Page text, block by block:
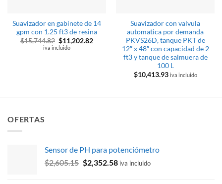
Suavizador en gabinete de 14
gpm con 1.25 ft3 de resina
$15,744.82 El
precio
$11,202.82El
iva incluido
Suavizador con valvula
automatica por demanda
PKVS26D, tanque PKT de
12″ x 48″ con capacidad de 2
ft3 y tanque de salmuera de
100 L
$10,413.93 iva incluido
OFERTAS
Sensor de PH para potenciómetro
$2,605.15 El
$2,352.58Eliva incluido